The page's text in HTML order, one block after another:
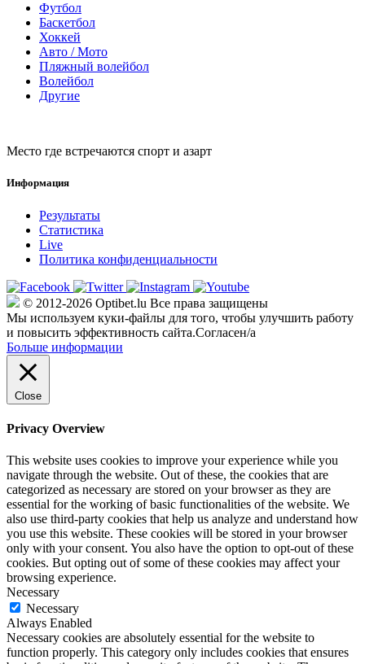
Футбол
Баскетбол
Хоккей
Авто / Мото
Пляжный волейбол
Волейбол
Другие
Место где встречаются спорт и азарт
Информация
Результаты
Статистика
Live
Политика конфиденциальности
© 2012-2026 Optibet.lu Все права защищены
Мы используем куки-файлы для того, чтобы улучшить работу
и повысить эффективность сайта.Согласен/а
Больше информации
Close
Privacy Overview
This website uses cookies to improve your experience while you
navigate through the website. Out of these, the cookies that are
categorized as necessary are stored on your browser as they are
essential for the working of basic functionalities of the website. We
also use third-party cookies that help us analyze and understand how
you use this website. These cookies will be stored in your browser
only with your consent. You also have the option to opt-out of these
cookies. But opting out of some of these cookies may affect your
browsing experience.
Necessary
Necessary
Always Enabled
Necessary cookies are absolutely essential for the website to
function properly. This category only includes cookies that ensures